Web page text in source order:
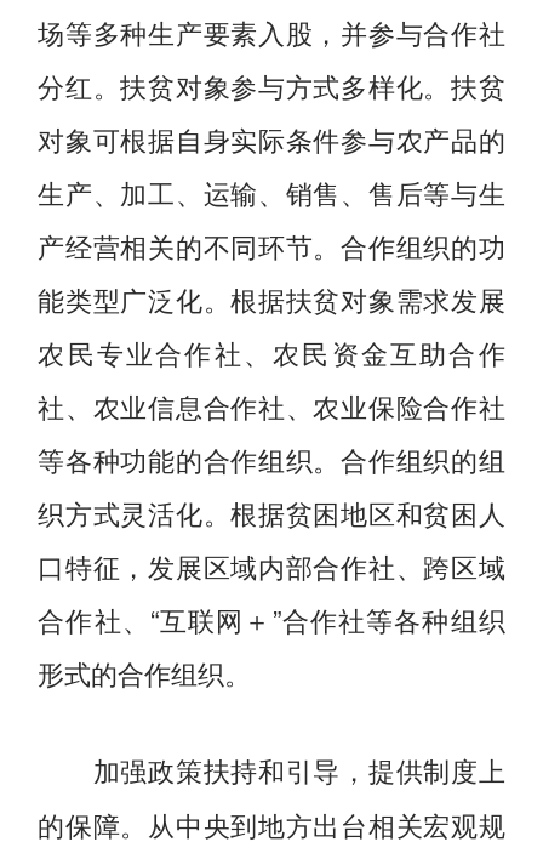
场等多种生产要素入股，并参与合作社
分红。扶贫对象参与方式多样化。扶贫
对象可根据自身实际条件参与农产品的
生产、加工、运输、销售、售后等与生
产经营相关的不同环节。合作组织的功
能类型广泛化。根据扶贫对象需求发展
农民专业合作社、农民资金互助合作
社、农业信息合作社、农业保险合作社
等各种功能的合作组织。合作组织的组
织方式灵活化。根据贫困地区和贫困人
口特征，发展区域内部合作社、跨区域
合作社、“互联网＋”合作社等各种组织
形式的合作组织。
加强政策扶持和引导，提供制度上
的保障。 从中央到地方出台相关宏观规